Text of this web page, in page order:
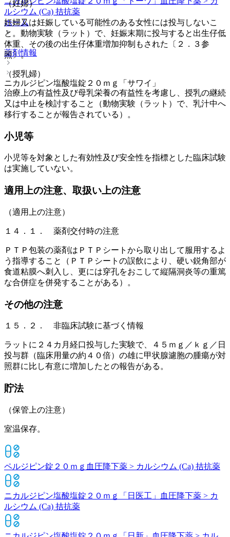
ルシウム (Ca) 拮抗薬
ホーム
薬剤情報
ニカルジピン塩酸塩錠２０ｍｇ「サワイ」
（妊婦）
妊婦又は妊娠している可能性のある女性には投与しないこ
と。動物実験（ラット）で、妊娠末期に投与すると出生仔低
体重、その後の出生仔体重増加抑制もされた〔２．３参
照〕。
（授乳婦）
治療上の有益性及び母乳栄養の有益性を考慮し、授乳の継続
又は中止を検討すること（動物実験（ラット）で、乳汁中へ
移行することが報告されている）。
小児等
小児等を対象とした有効性及び安全性を指標とした臨床試験
は実施していない。
適用上の注意、取扱い上の注意
（適用上の注意）
１４．１． 薬剤交付時の注意
ＰＴＰ包装の薬剤はＰＴＰシートから取り出して服用するよ
う指導すること（ＰＴＰシートの誤飲により、硬い鋭角部が
食道粘膜へ刺入し、更には穿孔をおこして縦隔洞炎等の重篤
な合併症を併発することがある）。
その他の注意
１５．２． 非臨床試験に基づく情報
ラットに２４カ月経口投与した実験で、４５ｍｇ／ｋｇ／日
投与群（臨床用量の約４０倍）の雄に甲状腺濾胞の腫瘍が対
照群に比し有意に増加したとの報告がある。
貯法
（保管上の注意）
室温保存。
ペルジピン錠２０ｍｇ 血圧降下薬 > カルシウム (Ca) 拮抗薬
ニカルジピン塩酸塩錠２０ｍｇ「日医工」
血圧降下薬 > カ
ルシウム (Ca) 拮抗薬